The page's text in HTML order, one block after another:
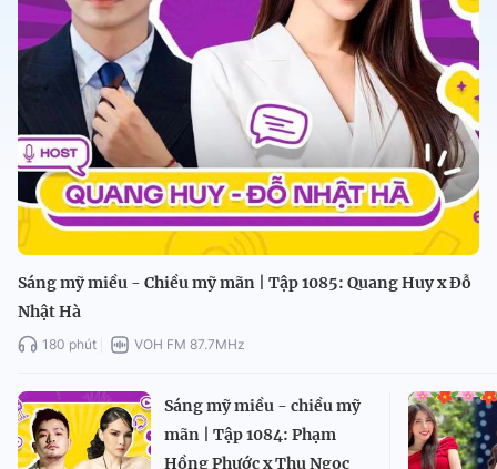
Sáng mỹ miều - Chiều mỹ mãn | Tập 1085: Quang Huy x Đỗ
Nhật Hà
180 phút VOH FM 87.7MHz
Sáng mỹ miều - chiều mỹ
mãn | Tập 1084: Phạm
Hồng Phước x Thu Ngọc